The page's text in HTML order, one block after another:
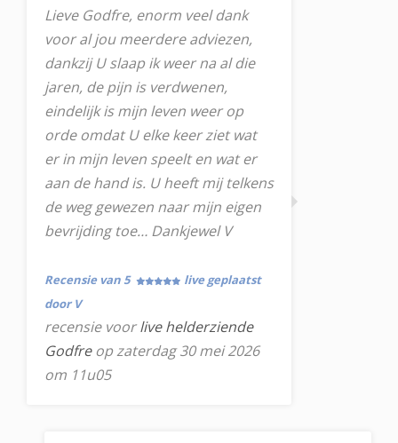
Lieve Godfre, enorm veel dank
voor al jou meerdere adviezen,
dankzij U slaap ik weer na al die
jaren, de pijn is verdwenen,
eindelijk is mijn leven weer op
orde omdat U elke keer ziet wat
er in mijn leven speelt en wat er
aan de hand is. U heeft mij telkens
de weg gewezen naar mijn eigen
bevrijding toe… Dankjewel V
Recensie van 5
live geplaatst
door V
recensie voorlive helderziende
Godfreop zaterdag 30 mei 2026
om 11u05